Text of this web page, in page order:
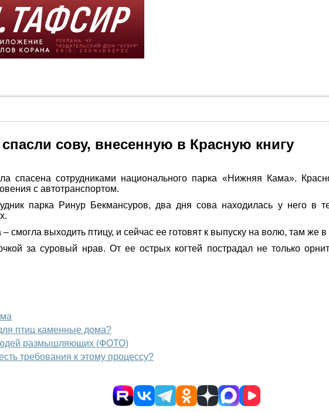
сову, внесенную в Красную книгу
спасена сотрудниками национального парка «Нижняя Кама».
с автотранспортом.
парка Ринур Бекмансуров, два дня сова находилась у него в
смогла выходить птицу, и сейчас ее готовят к выпуску на волю, там же
за суровый нрав. От ее острых когтей пострадал не только
птиц каменные дома?
размышляющих (ФОТО)
требования к этому процессу?